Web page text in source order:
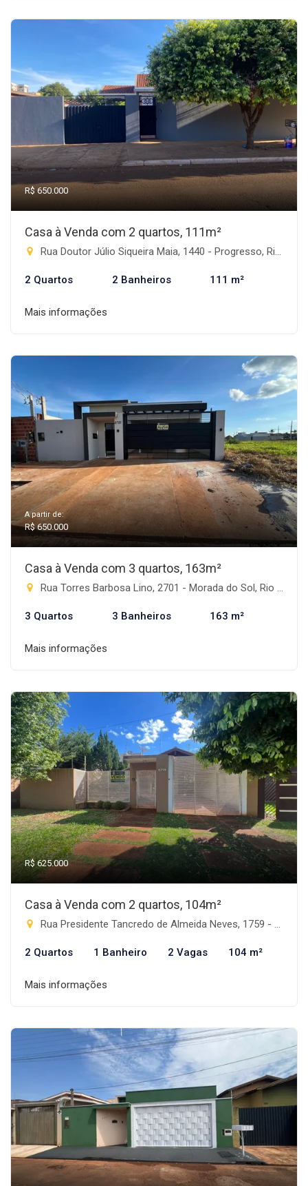
R$ 650.000
Casa à Venda com 2 quartos, 111m²
Rua Doutor Júlio Siqueira Maia, 1440 - Progresso, Rio Brilhante-MS
2 Quartos 2 Banheiros 111 m²
Mais informações
A partir de:
R$ 650.000
Casa à Venda com 3 quartos, 163m²
Rua Torres Barbosa Lino, 2701 - Morada do Sol, Rio Brilhante-MS
3 Quartos 3 Banheiros 163 m²
Mais informações
R$ 625.000
Casa à Venda com 2 quartos, 104m²
Rua Presidente Tancredo de Almeida Neves, 1759 - Progresso, Rio Brilhante-MS
2 Quartos 1 Banheiro 2 Vagas 104 m²
Mais informações